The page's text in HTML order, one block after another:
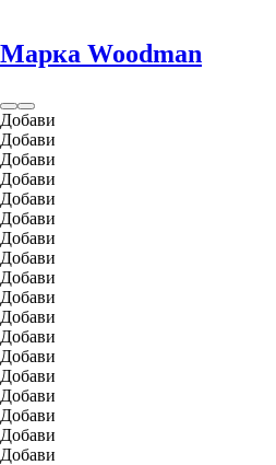
Марка Woodman
Добави
Добави
Добави
Добави
Добави
Добави
Добави
Добави
Добави
Добави
Добави
Добави
Добави
Добави
Добави
Добави
Добави
Добави